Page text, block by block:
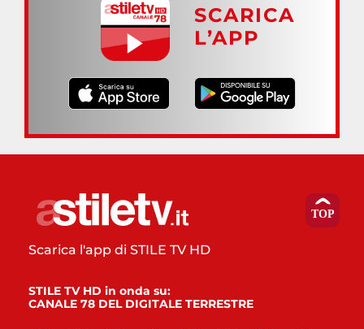
SCARICA
L’APP
Scarica l'app di STILE TV HD
STILE TV HD in onda su:
CANALE 78 DEL DIGITALE TERRESTRE